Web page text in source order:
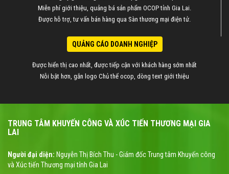
Miễn phí giới thiệu, quảng bá sản phẩm OCOP tỉnh Gia Lai.
Được hỗ trợ, tư vấn bán hàng qua Sàn thương mại điện tử.
QUẢNG CÁO DOANH NGHIỆP
Được hiển thị cao nhất, được tiếp cận với khách hàng sớm nhất
Nỗi bật hơn, gắn logo Chủ thể ocop, dòng text giới thiệu
TRUNG TÂM KHUYẾN CÔNG VÀ XÚC TIẾN THƯƠNG MẠI GIA
LAI
Người đại diện: Nguyễn Thị Bích Thu - Giám đốc Trung tâm Khuyến công
và Xúc tiến Thương mại tỉnh Gia Lai